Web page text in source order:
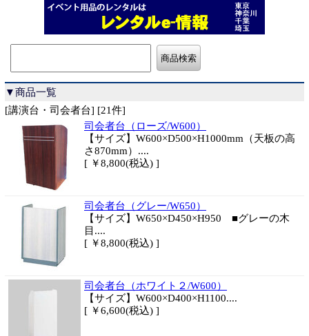
▼商品一覧
[講演台・司会者台] [21件]
司会者台（ローズ/W600）
【サイズ】W600×D500×H1000mm（天板の高
さ870mm）....
[ ￥8,800(税込) ]
司会者台（グレー/W650）
【サイズ】W650×D450×H950 ■グレーの木
目....
[ ￥8,800(税込) ]
司会者台（ホワイト２/W600）
【サイズ】W600×D400×H1100....
[ ￥6,600(税込) ]